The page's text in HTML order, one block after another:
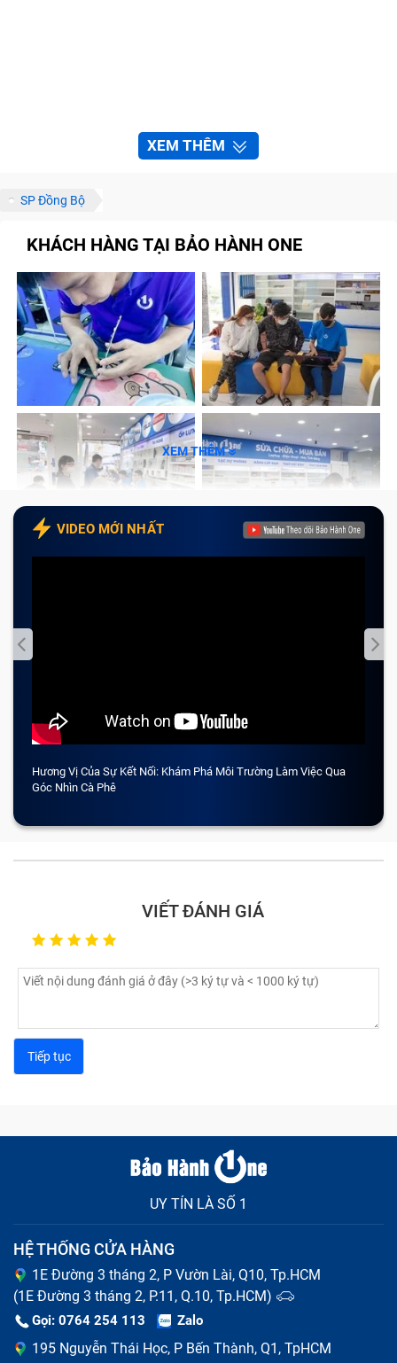
XEM THÊM
SP Đồng Bộ
KHÁCH HÀNG TẠI BẢO HÀNH ONE
XEM THÊM
VIDEO MỚI NHẤT
Hương Vị Của Sự Kết Nối: Khám Phá Môi Trường Làm Việc Qua
Góc Nhìn Cà Phê
VIẾT ĐÁNH GIÁ
UY TÍN LÀ SỐ 1
HỆ THỐNG CỬA HÀNG
1E Đường 3 tháng 2, P Vườn Lài, Q10, Tp.HCM
(1E Đường 3 tháng 2, P.11, Q.10, Tp.HCM)
Gọi: 0764 254 113 Zalo
195 Nguyễn Thái Học, P Bến Thành, Q1, TpHCM